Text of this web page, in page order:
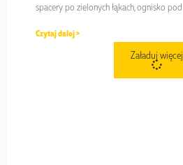
spacery po zielonych łąkach, ognisko pod
Czytaj dalej >
Załaduj więcej